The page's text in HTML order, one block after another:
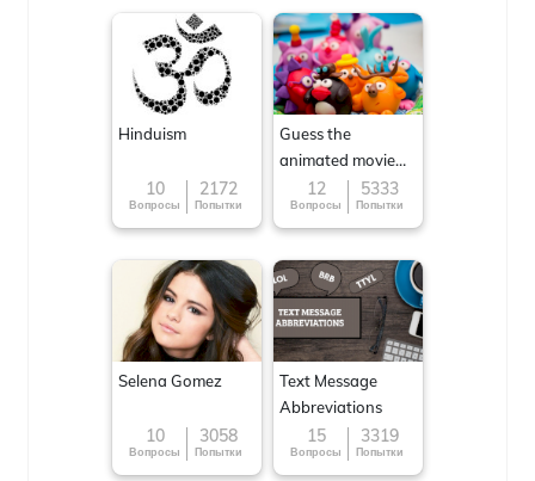
Hinduism
10
Вопросы
2172
Попытки
Guess the
animated movie
character
12
Вопросы
5333
Попытки
Selena Gomez
10
Вопросы
3058
Попытки
Text Message
Abbreviations
15
Вопросы
3319
Попытки